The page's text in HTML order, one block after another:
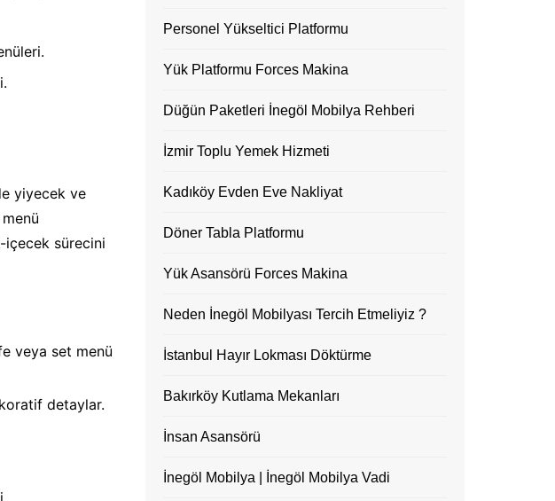
yiyecek ve
içecek sürecini
veya set menü
detaylar.
Personel Yükseltici Platformu
Yük Platformu Forces Makina
Düğün Paketleri İnegöl Mobilya Rehberi
İzmir Toplu Yemek Hizmeti
Kadıköy Evden Eve Nakliyat
Döner Tabla Platformu
Yük Asansörü Forces Makina
Neden İnegöl Mobilyası Tercih Etmeliyiz ?
İstanbul Hayır Lokması Döktürme
Bakırköy Kutlama Mekanları
İnsan Asansörü
İnegöl Mobilya | İnegöl Mobilya Vadi